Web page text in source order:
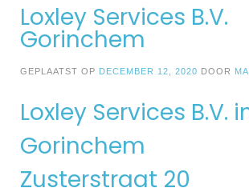
Loxley Services B.V.
Gorinchem
GEPLAATST OP DECEMBER 12, 2020 DOOR
Loxley Services B.V.
Gorinchem
Zusterstraat 20